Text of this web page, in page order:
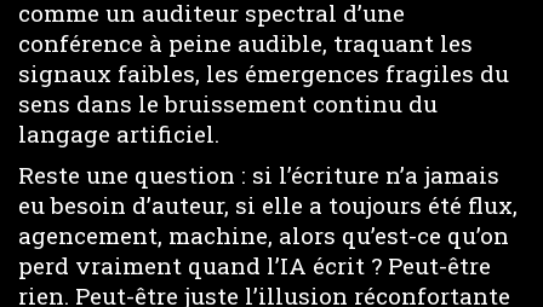
comme un auditeur spectral d’une
conférence à peine audible, traquant les
signaux faibles, les émergences fragiles du
sens dans le bruissement continu du
langage artificiel.
Reste une question : si l’écriture n’a jamais
eu besoin d’auteur, si elle a toujours été flux,
agencement, machine, alors qu’est-ce qu’on
perd vraiment quand l’IA écrit ? Peut-être
rien. Peut-être juste l’illusion réconfortante